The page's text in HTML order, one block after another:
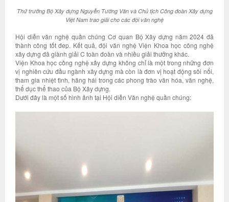
Thứ trưởng Bộ Xây dựng Nguyễn Tường Văn và Chủ tịch Công đoàn Xây dựng
Việt Nam trao giải cho các đội văn nghệ
Hội diễn văn nghệ quần chúng Cơ quan Bộ Xây dựng năm 2024 đã
thành công tốt đep. Kết quả, đội văn nghệ Viện Khoa học công nghệ
xây dựng đã giành giải C toàn đoàn và nhiều giải thưởng khác.
Viện Khoa học công nghệ xây dựng không chỉ là một trong những đơn
vị nghiên cứu đầu ngành xây dựng mà còn là đơn vị hoạt động sôi nổi,
tham gia nhiệt tình, hăng hái trong các phong trào văn hóa, văn nghệ,
thể dục thể thao của Bộ Xây dựng.
Dưới đây là một số hình ảnh tại Hội diễn Văn nghệ quần chúng: